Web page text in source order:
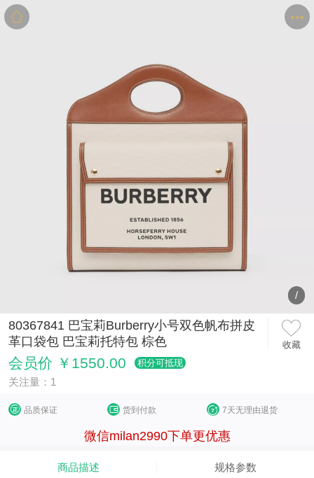
/
80367841 巴宝莉Burberry小号双色帆布拼皮
革口袋包 巴宝莉托特包 棕色
收藏
会员价 ￥1550.00 积分可抵现
关注量：1
品质保证 货到付款 7天无理由退货
微信milan2990下单更优惠
商品描述 规格参数